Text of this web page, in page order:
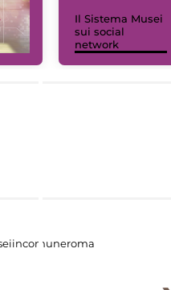
Il Sistema Musei
sui social
network